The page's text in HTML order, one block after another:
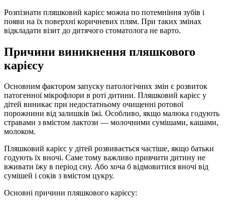
Розпізнати пляшковий карієс можна по потемніння зубів і
появи на їх поверхні коричневих плям. При таких змінах
відкладати візит до дитячого стоматолога не варто.
Причини виникнення пляшкового
карієсу
Основним фактором запуску патологічних змін є розвиток
патогенної мікрофлори в роті дитини. Пляшковий карієс у
дітей виникає при недостатньому очищенні ротової
порожнини від залишків їжі. Особливо, якщо малюка годують
стравами з вмістом лактози — молочними сумішами, кашами,
молоком.
Пляшковий карієс у дітей розвивається частіше, якщо батьки
годують їх вночі. Саме тому важливо привчити дитину не
вживати їжу в період сну. Або хоча б відмовитися вночі від
сумішей і соків з вмістом цукру.
Основні причини пляшкового карієсу: